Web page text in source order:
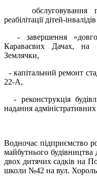
обслуговування
реабілітації дітей-
- завершення
Караваєвих Дачах, на
Землячки,
- капітальний ремонт
22-А,
- реконструкція
надання
Водночас підприємство
майбутнього
двох дитячих садків на
школи №42 на вул.